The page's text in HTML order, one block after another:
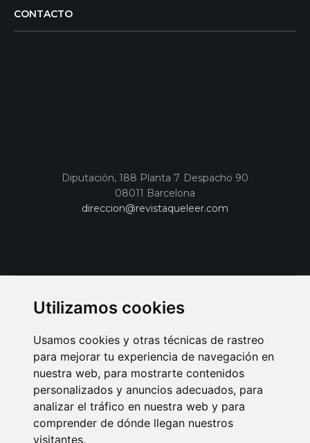
Utilizamos cookies
Usamos cookies y otras técnicas de rastreo
para mejorar tu experiencia de navegación en
nuestra web, para mostrarte contenidos
personalizados y anuncios adecuados, para
analizar el tráfico en nuestra web y para
comprender de dónde llegan nuestros
visitantes.
CONTACTO
Diputación, 188 Planta 7 Despacho 90
08011 Barcelona
direccion@revistaqueleer.com
AVISO LEGAL POLITICA DE COOKIES
POLITICA DE PRIVACIDAD
PUBLICIDAD EN LA REVISTA QUÉ LEER
SORTEO-PREESTRENOS